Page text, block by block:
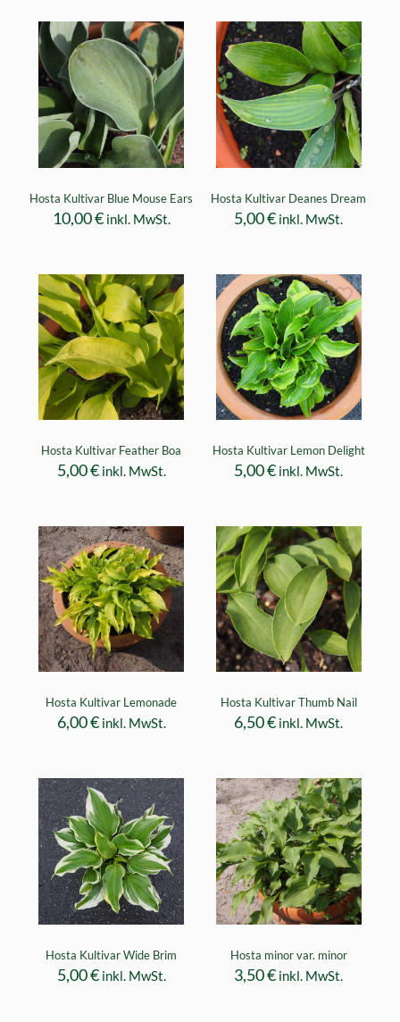
Hosta Kultivar Blue Mouse Ears
10,00€ inkl. MwSt.
Hosta Kultivar Deanes Dream
5,00€ inkl. MwSt.
Hosta Kultivar Feather Boa
5,00€ inkl. MwSt.
Hosta Kultivar Lemon Delight
5,00€ inkl. MwSt.
Hosta Kultivar Lemonade
6,00€ inkl. MwSt.
Hosta Kultivar Thumb Nail
6,50€ inkl. MwSt.
Hosta Kultivar Wide Brim
5,00€ inkl. MwSt.
Hosta minor var. minor
3,50€ inkl. MwSt.